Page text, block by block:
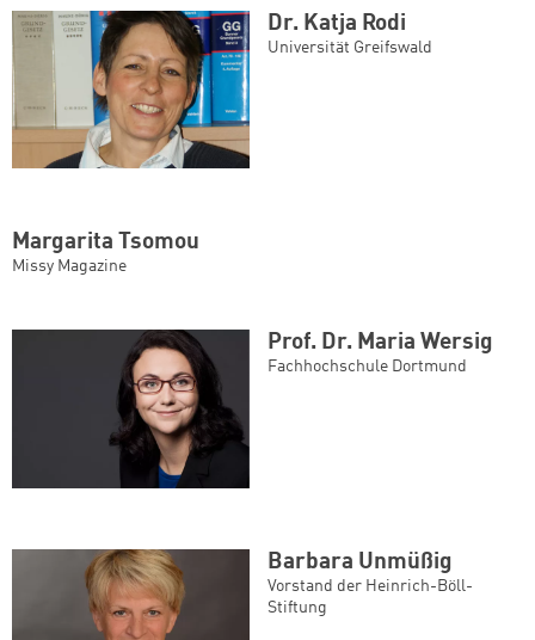
Dr. Katja Rodi
Universität Greifswald
Margarita Tsomou
Missy Magazine
Prof. Dr. Maria Wersig
Fachhochschule Dortmund
Barbara Unmüßig
Vorstand der Heinrich-Böll-
Stiftung